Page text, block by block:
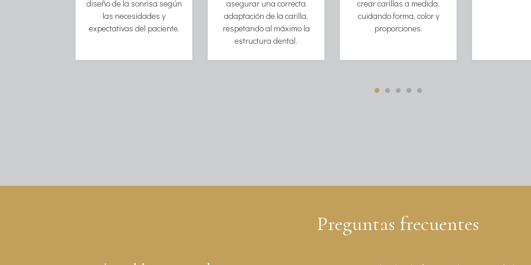
diseño de la sonrisa según
las necesidades y
expectativas del paciente.
asegurar una correcta
adaptación de la carilla,
respetando al máximo la
estructura dental.
crear carillas a medida,
cuidando forma, color y
proporciones.
Preguntas frecuentes